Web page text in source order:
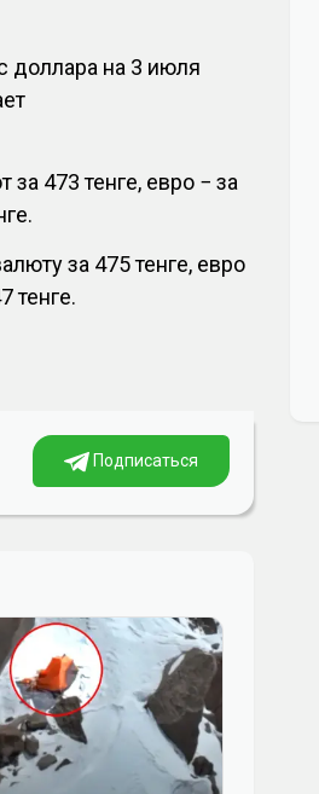
доллара на 3 июля
473 тенге, евро − за
за 475 тенге, евро
тенге.
Подписаться